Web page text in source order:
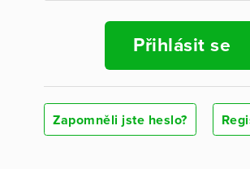
Přihlásit se
Zapomněli jste heslo?